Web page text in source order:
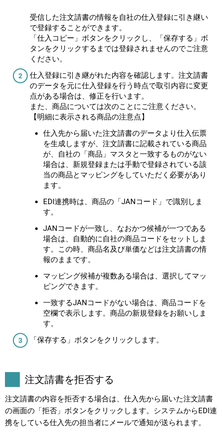
受信した注文請書の情報を自社の仕入登録に引き継い
で登録することができます。
「仕入コピー」ボタンをクリックし、「保存する」ボ
タンをクリックするまでは登録されませんのでご注意
ください。
仕入登録に引き継がれた内容を確認します。注文請書
のデータを元に仕入登録を行う時点で取引内容に変更
点がある場合は、修正を行います。
また、商品については次のことにご注意ください。
【明細に表示される商品の注意点】
仕入先から届いた注文請書のデータより仕入伝票
を生成しますが、注文請書に記載されている商品
が、自社の「商品」マスタと一致するものがない
場合は、新規登録または手動で登録されている該
当の商品とマッピングをしていただく必要があり
ます。
EDI連携時は、商品の「JANコード」で識別しま
す。
JANコードが一致し、なおかつ候補が一つである
場合は、自動的に自社の商品コードをセットしま
す。この時、商品名及び単価などは注文請書の情
報のままです。
マッピング候補が複数ある場合は、選択してマッ
ピングできます。
一致するJANコードがない場合は、商品コードを
空欄で表示します。商品の新規登録をお願いしま
す。
「保存する」ボタンをクリックします。
注文請書を拒否する
注文請書の内容を拒否する場合は、仕入先から届いた注文請書
の画面の「拒否」ボタンをクリックします。システムからEDI連
携をしている仕入先の担当者にメールで通知が送られます。